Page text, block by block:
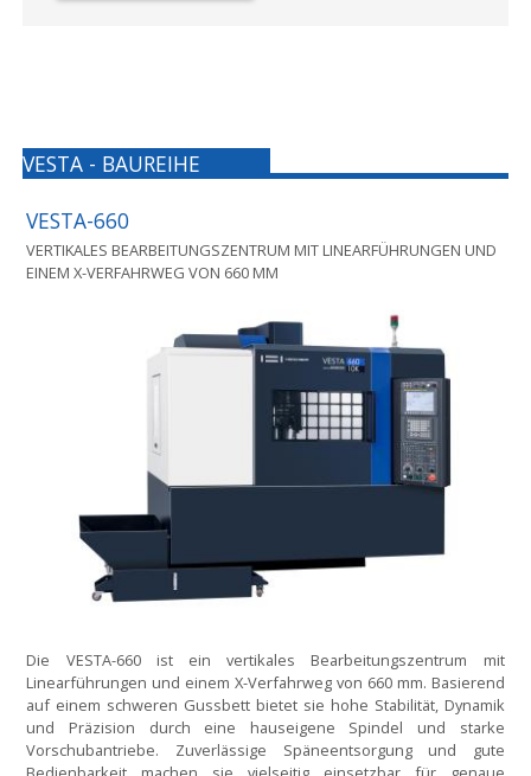
VESTA - BAUREIHE
VESTA-660
VERTIKALES BEARBEITUNGSZENTRUM MIT LINEARFÜHRUNGEN UND
EINEM X-VERFAHRWEG VON 660 MM
Die VESTA-660 ist ein vertikales Bearbeitungszentrum mit
Linearführungen und einem X-Verfahrweg von 660 mm. Basierend
auf einem schweren Gussbett bietet sie hohe Stabilität, Dynamik
und Präzision durch eine hauseigene Spindel und starke
Vorschubantriebe. Zuverlässige Späneentsorgung und gute